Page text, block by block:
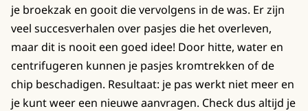
je broekzak en gooit die vervolgens in de was. Er zijn
veel succesverhalen over pasjes die het overleven,
maar dit is nooit een goed idee! Door hitte, water en
centrifugeren kunnen je pasjes kromtrekken of de
chip beschadigen. Resultaat: je pas werkt niet meer en
je kunt weer een nieuwe aanvragen. Check dus altijd je